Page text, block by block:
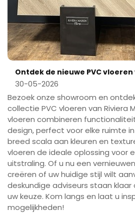
Ontdek de nieuwe PVC
30-05-2026
Bezoek onze showroom en
collectie PVC vloeren van Riviera
vloeren combineren
design, perfect voor elke ruimte
breed scala aan kleuren en
vloeren de ideale oplossing voor
uitstraling. Of u nu een
creëren of uw huidige stijl wilt
deskundige adviseurs staan klaar
uw keuze. Kom langs en laat u
mogelijkheden!